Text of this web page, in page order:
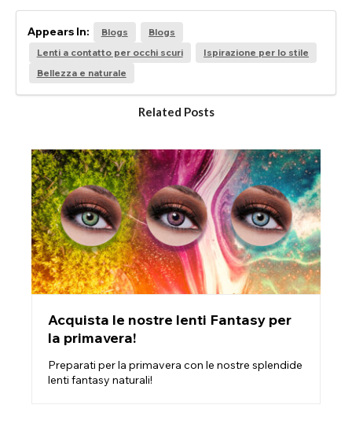
Appears In: Blogs
Blogs
Lenti a contatto per occhi scuri
Ispirazione per lo stile
Bellezza e naturale
Related Posts
Acquista le nostre lenti Fantasy per
la primavera!
Preparati per la primavera con le nostre splendide
lenti fantasy naturali!